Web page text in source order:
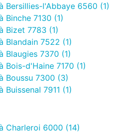
Bersillies-l'Abbaye 6560 (1)
Binche 7130 (1)
Bizet 7783 (1)
Blandain 7522 (1)
Blaugies 7370 (1)
Bois-d'Haine 7170 (1)
Boussu 7300 (3)
7911 (1)
Charleroi 6000 (14)